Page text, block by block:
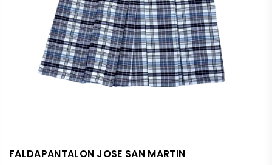
FALDAPANTALON JOSE SAN MARTIN